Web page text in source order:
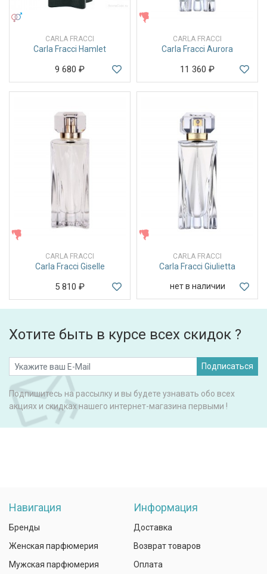
CARLA FRACCI
Carla Fracci Hamlet
9 680 ₽
CARLA FRACCI
Carla Fracci Aurora
11 360 ₽
CARLA FRACCI
Carla Fracci Giselle
5 810 ₽
CARLA FRACCI
Carla Fracci Giulietta
нет в наличии
Хотите быть в курсе всех скидок ?
Подписаться
Подпишитесь на рассылку и вы будете узнавать обо всех
акциях и скидках нашего интернет-магазина первыми !
Навигация
Бренды
Женская парфюмерия
Мужская парфюмерия
Информация
Доставка
Возврат товаров
Оплата